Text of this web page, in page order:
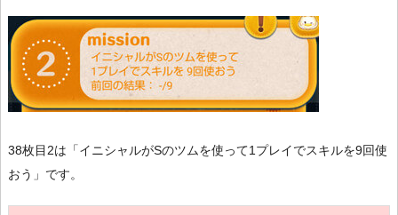
38枚目2は「イニシャルがSのツムを使って1プレイでスキルを9回使
おう」です。